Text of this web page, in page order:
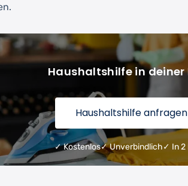
Haushaltshilfe in deiner
Haushaltshilfe anfragen
✓ Kostenlos✓ Unverbindlich✓ In 2